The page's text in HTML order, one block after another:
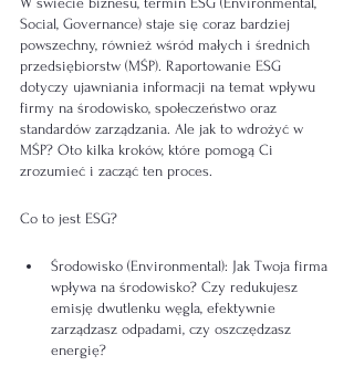
Social, Governance) staje się coraz bardziej
powszechny, również wśród małych i średnich
przedsiębiorstw (MŚP). Raportowanie ESG
dotyczy ujawniania informacji na temat wpływu
firmy na środowisko, społeczeństwo oraz
standardów zarządzania. Ale jak to wdrożyć w
MŚP? Oto kilka kroków, które pomogą Ci
zrozumieć i zacząć ten proces.
Co to jest ESG?
Środowisko (Environmental): Jak Twoja firma
wpływa na środowisko? Czy redukujesz
emisję dwutlenku węgla, efektywnie
zarządzasz odpadami, czy oszczędzasz
energię?